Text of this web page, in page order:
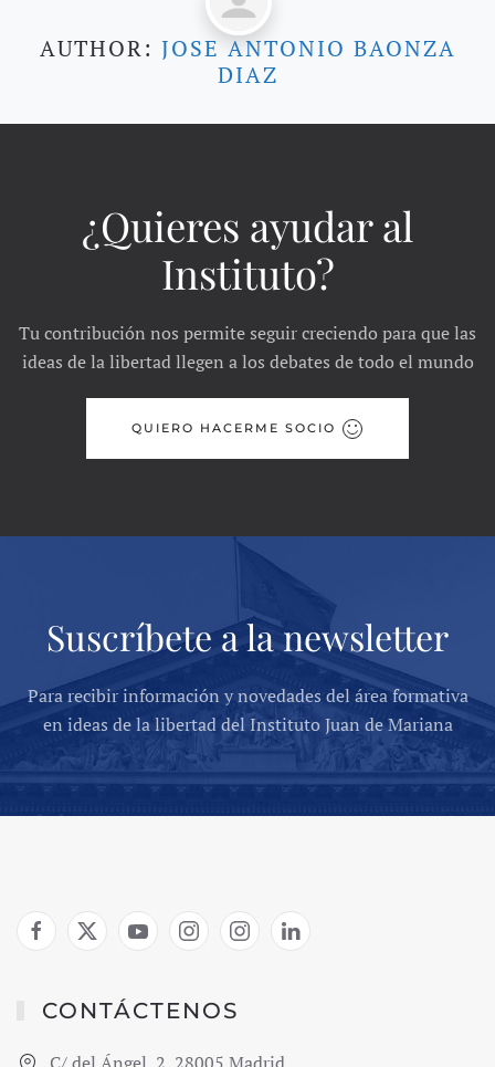
AUTHOR: JOSE ANTONIO BAONZA
DIAZ
¿Quieres ayudar al
Instituto?
Tu contribución nos permite seguir creciendo para que las
ideas de la libertad llegen a los debates de todo el mundo
QUIERO HACERME SOCIO
Suscríbete a la newsletter
Para recibir información y novedades del área formativa
en ideas de la libertad del Instituto Juan de Mariana
CONTÁCTENOS